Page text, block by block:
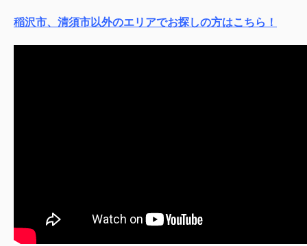
稲沢市、清須市以外のエリアでお探しの方はこちら！